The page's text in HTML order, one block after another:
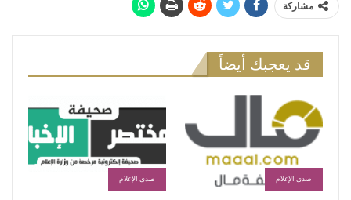
مشاركة
قد يعجبك أيضاً
صدى الإعلام صدى الإعلام